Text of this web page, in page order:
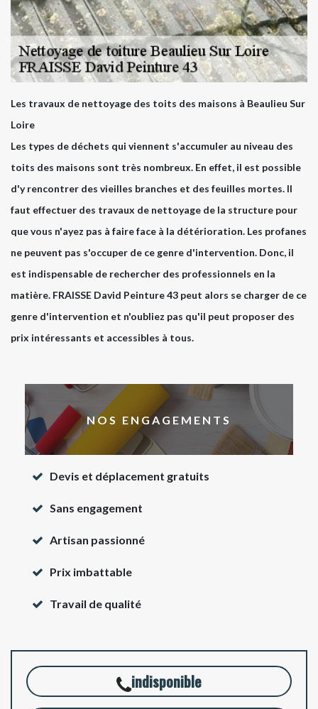
Les travaux de nettoyage des toits des maisons à Beaulieu Sur
Loire
Les types de déchets qui viennent s'accumuler au niveau des
toits des maisons sont très nombreux. En effet, il est possible
d'y rencontrer des vieilles branches et des feuilles mortes. Il
faut effectuer des travaux de nettoyage de la structure pour
que vous n'ayez pas à faire face à la détérioration. Les profanes
ne peuvent pas s'occuper de ce genre d'intervention. Donc, il
est indispensable de rechercher des professionnels en la
matière. FRAISSE David Peinture 43 peut alors se charger de ce
genre d'intervention et n'oubliez pas qu'il peut proposer des
prix intéressants et accessibles à tous.
NOS ENGAGEMENTS
Devis et déplacement gratuits
Sans engagement
Artisan passionné
Prix imbattable
Travail de qualité
indisponible